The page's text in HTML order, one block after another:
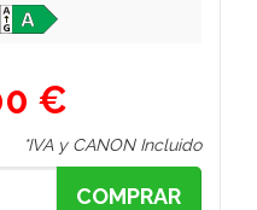
€
*IVA y CANON Incluido
COMPRAR